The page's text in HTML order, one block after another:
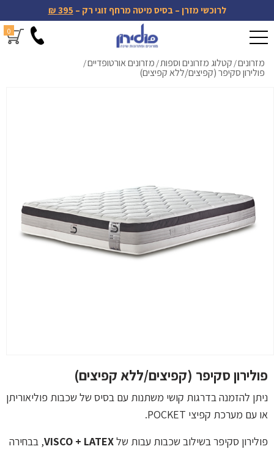
לרוכשי מזרן – בסיס מיטה מרחף זוגי רק – 395 ₪
0
מזרונים/ קטלוג מזרונים וספות/ מזרונים אורטופדיים/
פולירון סקיפר (קפיצים/ללא קפיצים)
פולירון סקיפר (קפיצים/ללא קפיצים)
ניתן להזמנה בדרגות קושי משתנות עם בסיס של שכבות פוליאוריתן
או עם מערכת קפיצי POCKET.
פולירון סקיפר בשילוב שכבות עבות שלVISCO + LATEX, בבחירה